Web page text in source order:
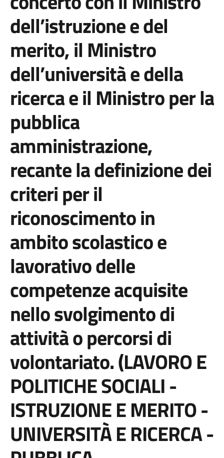
dell’istruzione e del
merito, il Ministro
dell’università e della
ricerca e il Ministro per la
pubblica
amministrazione,
recante la definizione dei
criteri per il
riconoscimento in
ambito scolastico e
lavorativo delle
competenze acquisite
nello svolgimento di
attività o percorsi di
volontariato. (LAVORO E
POLITICHE SOCIALI -
ISTRUZIONE E MERITO -
UNIVERSITÀ E RICERCA -